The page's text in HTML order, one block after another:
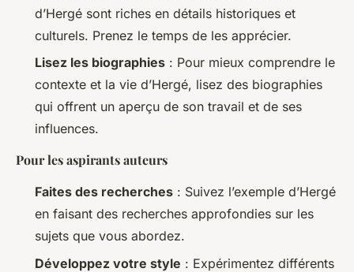
d’Hergé sont riches en détails historiques et
culturels. Prenez le temps de les apprécier.
Lisez les biographies : Pour mieux comprendre le
contexte et la vie d’Hergé, lisez des biographies
qui offrent un aperçu de son travail et de ses
influences.
Pour les aspirants auteurs
Faites des recherches : Suivez l’exemple d’Hergé
en faisant des recherches approfondies sur les
sujets que vous abordez.
Développez votre style : Expérimentez différents